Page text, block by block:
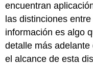
encuentran
las distinciones
información es algo
detalle más
el alcance de esta